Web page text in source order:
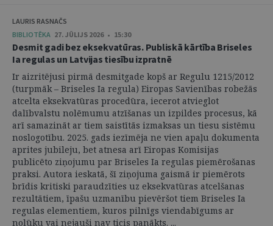
LAURIS RASNAČS
BIBLIOTĒKA 27. JŪLIJS 2026 • 15:30
Desmit gadi bez eksekvatūras. Publiskā kārtība Briseles
Ia regulas un Latvijas tiesību izpratnē
Ir aizritējusi pirmā desmitgade kopš ar Regulu 1215/2012
(turpmāk – Briseles Ia regula) Eiropas Savienības robežās
atcelta eksekvatūras procedūra, iecerot atvieglot
dalībvalstu nolēmumu atzīšanas un izpildes procesus, kā
arī samazināt ar tiem saistītās izmaksas un tiesu sistēmu
noslogotību. 2025. gads iezīmēja ne vien apaļu dokumenta
aprites jubileju, bet atnesa arī Eiropas Komisijas
publicēto ziņojumu par Briseles Ia regulas piemērošanas
praksi. Autora ieskatā, šī ziņojuma gaismā ir piemērots
brīdis kritiski paraudzīties uz eksekvatūras atcelšanas
rezultātiem, īpašu uzmanību pievēršot tiem Briseles Ia
regulas elementiem, kuros pilnīgs viendabīgums ar
nolūku vai nejauši nav ticis panākts. ...